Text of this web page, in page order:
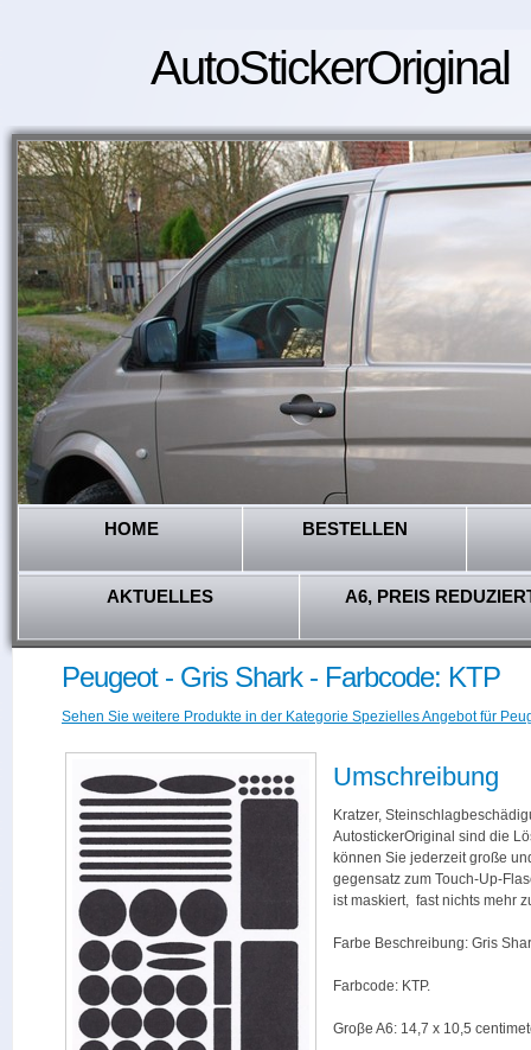
AutoStickerOriginal
HOME BESTELLEN
AKTUELLES A6, PREIS
Peugeot - Gris Shark - Farbcode: KTP
Sehen Sie weitere Produkte in der Kategorie Spezielles Angebot für
Umschreibung
Kratzer,
AutostickerOriginal sind die
können Sie jederzeit große
gegensatz zum Touch-Up-
ist maskiert, fast nichts mehr
Farbe Beschreibung: Gris
Farbcode: KTP.
Groβe A6: 14,7 x 10,5